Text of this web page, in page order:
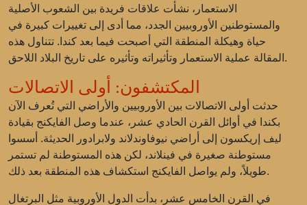
الاستعمار، نشأت علاقات فريدة بين الشعوب الأصلية
والمستوطنين الأوروبيين الجدد، مما أدى إلى تغييرات كبيرة في
حياة وهيكلة المنطقة التي أصبحت فيما بعد كندا. تتناول هذه
المقالة عملية الاستعمار وتأثيراته وتأثيره على تاريخ البلاد اللاحق.
المكتشفون: أولى الاتصالات
حدثت أولى الاتصالات بين الأوروبيين والأراضي التي تُعرف الآن
بكندا في أوائل القرن الحادي عشر، عندما وصل الفايكنج بقيادة
ليف إريكسون إلى أراضي نيوفاوندلاند ولابرادور الحديثة. أسسوا
مستوطنة صغيرة في فينلاند، لكن هذه المستوطنة لم تستمر
طويلاً، ولم يواصل الفايكنج استكشاف هذه المنطقة بعد ذلك.
في القرن الخامس عشر، بدأت الدول الأوروبية مثل البرتغال